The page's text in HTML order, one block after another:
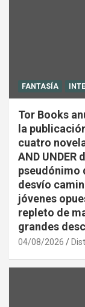
FANTASÍA
Tor Books
la
cuatro
AND UNDER
pseudónimo
desvío
jóvenes
repleto de
grandes
04/08/2026